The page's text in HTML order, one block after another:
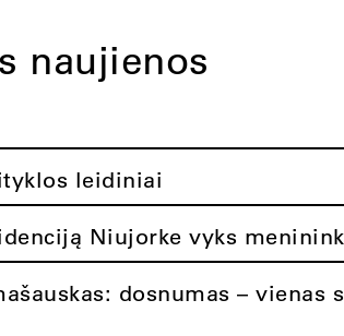
naujienos
leidiniai
Niujorke vyks
dosnumas – vienas